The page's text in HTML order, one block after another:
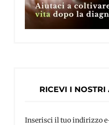
RICEVI I NOSTRI
Inserisci il tuo indirizzo